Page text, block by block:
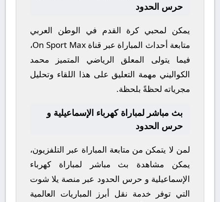
حرس الحدود
يمكن لمحبي كرة القدم في الوطن العربي
متابعة أحداث المباراة عبر قناةOn Sport Max،
فيما يتولى المعلق الرياضي المتميز محمد
الكواليني مهمة التعليق على هذا اللقاء وتحليل
مجرياته لحظةً بلحظة.
بث مباشر لمباراة كهرباء الإسماعيلية و
حرس الحدود
لمن لا يتمكن من متابعة المباراة عبر التلفزيون،
يمكن مشاهدة بث مباشر لمباراة كهرباء
الإسماعيلية و حرس الحدود عبر منصة يلا شوت
التي توفر خدمة نقل أبرز المباريات العالمية